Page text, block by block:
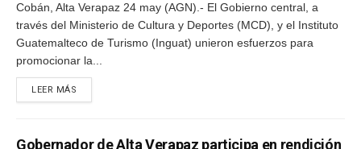
Cobán, Alta Verapaz 24 may (AGN).- El Gobierno central, a
través del Ministerio de Cultura y Deportes (MCD), y el Instituto
Guatemalteco de Turismo (Inguat) unieron esfuerzos para
promocionar la...
LEER MÁS
Gobernador de Alta Verapaz participa en rendición